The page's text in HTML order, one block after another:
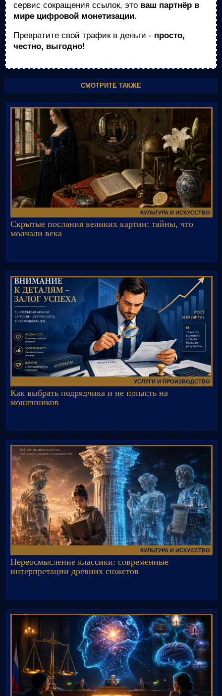
сервис сокращения ссылок, это ваш партнёр в
мире цифровой монетизации.
Превратите свой трафик в деньги - просто,
честно, выгодно!
СМОТРИТЕ ТАКЖЕ
КУЛЬТУРА И ИСКУССТВО
Скрытые послания великих картин: тайны, что
молчали века
УСЛУГИ И ПРОИЗВОДСТВО
Как выбрать подрядчика и не попасть на
мошенников
КУЛЬТУРА И ИСКУССТВО
Переосмысление классики: современные
интерпретации древних сюжетов